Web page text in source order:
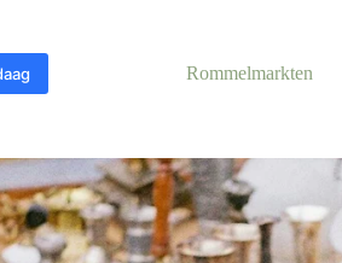
Rommelmarkten